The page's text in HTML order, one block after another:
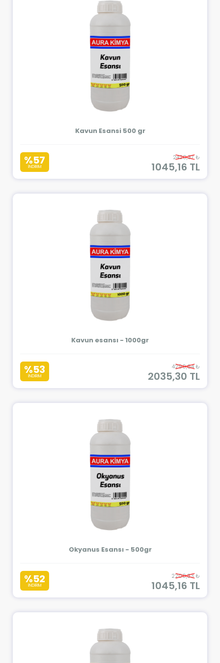
Kavun Esansi 500 gr
%57
İNDİRİM
2420,37 ₺
1045,16 TL
Kavun esansı - 1000gr
%53
İNDİRİM
4290,64 ₺
2035,30 TL
Okyanus Esansı - 500gr
%52
İNDİRİM
2200,33 ₺
1045,16 TL